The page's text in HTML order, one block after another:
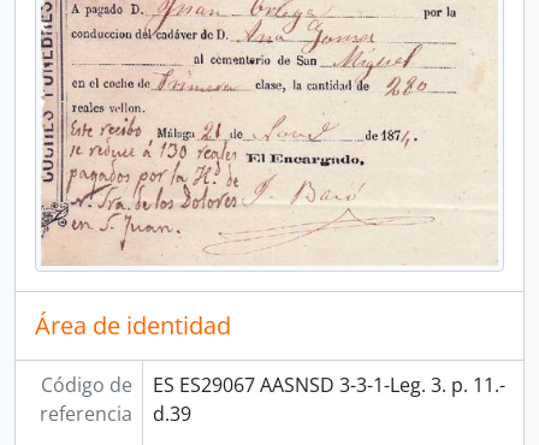
Área de identidad
Código de
referencia
ES ES29067 AASNSD 3-3-1-Leg. 3. p. 11.-
d.39